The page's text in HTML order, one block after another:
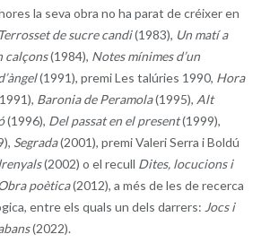
la seva obra no ha parat de créixer en
Terrosset de sucre candi(1983), Un matí a
calçons(1984), Notes mínimes d’un
(1991), premi Les talúries 1990, Hora
Baronia de Peramola(1995), Alt
(1996), Del passat en el present(1999),
Segrada(2001), premi Valeri Serra i Boldú
(2002) o el recull Dites, locucions i
poètica(2012), a més de les de recerca
entre els quals un dels darrers: Jocs i
(2022).